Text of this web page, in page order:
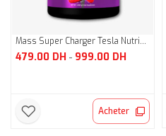
Mass Super Charger Tesla Nutri...
479.00 DH - 999.00 DH
Acheter